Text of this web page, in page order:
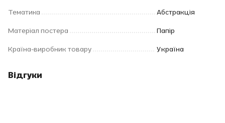
Тематика Абстракція
Матеріал постера Папір
Країна-виробник товару Україна
Відгуки